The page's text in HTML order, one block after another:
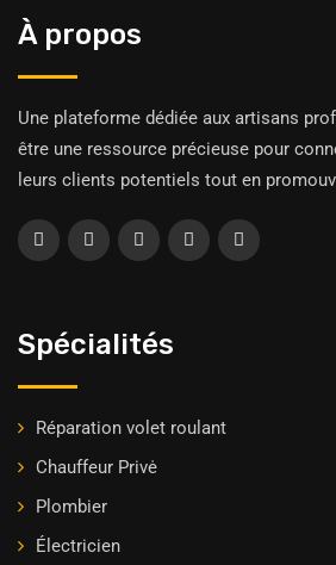
À propos
Une plateforme dédiée aux artisans
être une ressource précieuse pour
leurs clients potentiels tout en
Spécialités
Réparation volet roulant
Chauffeur Privė
Plombier
Électricien